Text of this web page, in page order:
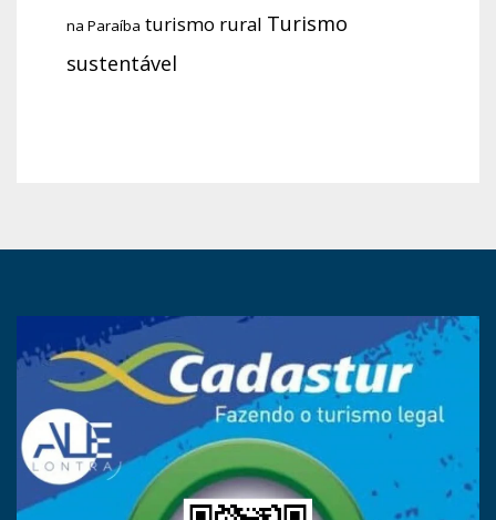
na Paraíba turismo rural Turismo
sustentável